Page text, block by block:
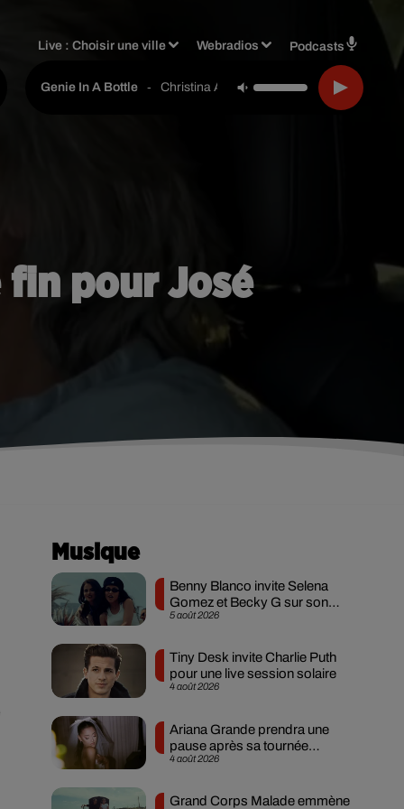
Live :Choisir une ville Webradios Podcasts
Genie In A Bottle - Christina Aguilera
fin pour José
Musique
5 août 2026
Benny Blanco invite Selena
Gomez et Becky G sur son
nouveau single
4 août 2026
Tiny Desk invite Charlie Puth
pour une live session solaire
4 août 2026
Ariana Grande prendra une
pause après sa tournée
mondiale
Grand Corps Malade emmène